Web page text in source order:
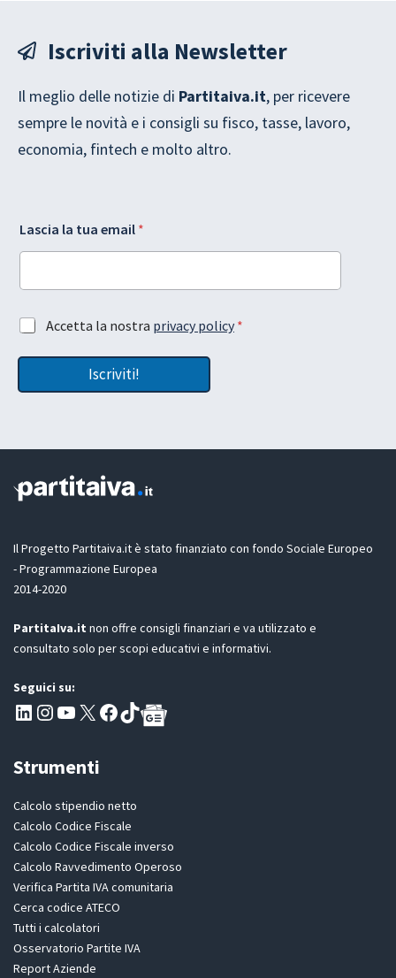
Iscriviti alla Newsletter
Il meglio delle notizie di Partitaiva.it, per ricevere
sempre le novità e i consigli su fisco, tasse, lavoro,
economia, fintech e molto altro.
D
P
l
G
D
u
a
c
e
t
e
a
Lascia la tua email *
A
c
t
n
D
R
*
Accetta la nostra privacy policy *
Iscriviti!
Il Progetto Partitaiva.it è stato finanziato con fondo Sociale Europeo
- Programmazione Europea
2014-2020
PartitaIva.it non offre consigli finanziari e va utilizzato e
consultato solo per scopi educativi e informativi.
Seguici su:
Pagina LinkedIn PartitaIva
Instagram
Canale YouTube Evoluzione - Partitaiva.it
X Segui PartitaIva su Facebook
TikTok
Strumenti
Calcolo stipendio netto
Calcolo Codice Fiscale
Calcolo Codice Fiscale inverso
Calcolo Ravvedimento Operoso
Verifica Partita IVA comunitaria
Cerca codice ATECO
Tutti i calcolatori
Osservatorio Partite IVA
Report Aziende